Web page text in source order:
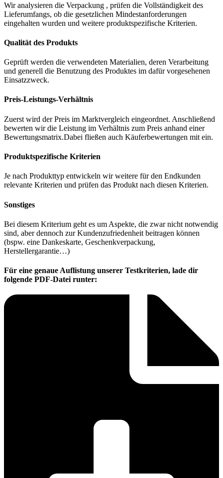
Wir analysieren die Verpackung , prüfen die Vollständigkeit des
Lieferumfangs, ob die gesetzlichen Mindestanforderungen
eingehalten wurden und weitere produktspezifische Kriterien.
Qualität des Produkts
Geprüft werden die verwendeten Materialien, deren Verarbeitung
und generell die Benutzung des Produktes im dafür vorgesehenen
Einsatzzweck.
Preis-Leistungs-Verhältnis
Zuerst wird der Preis im Marktvergleich eingeordnet. Anschließend
bewerten wir die Leistung im Verhältnis zum Preis anhand einer
Bewertungsmatrix.Dabei fließen auch Käuferbewertungen mit ein.
Produktspezifische Kriterien
Je nach Produkttyp entwickeln wir weitere für den Endkunden
relevante Kriterien und prüfen das Produkt nach diesen Kriterien.
Sonstiges
Bei diesem Kriterium geht es um Aspekte, die zwar nicht notwendig
sind, aber dennoch zur Kundenzufriedenheit beitragen können
(bspw. eine Dankeskarte, Geschenkverpackung,
Herstellergarantie…)
Für eine genaue Auflistung unserer Testkriterien, lade dir
folgende PDF-Datei runter: